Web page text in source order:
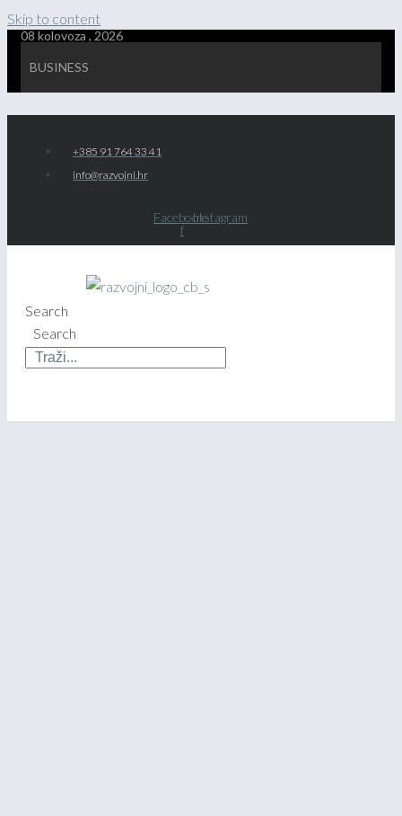
Skip to content
08 kolovoza , 2026
BUSINESS
+385 91 764 33 41
info@razvojni.hr
Facebook-
f
Instagram
Search
Search